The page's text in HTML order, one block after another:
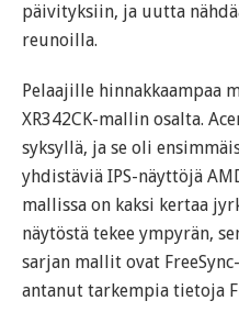
päivityksiin, ja uutta
reunoilla.
Pelaajille hinnakkaampaa
XR342CK-mallin osalta.
syksyllä, ja se oli
yhdistäviä IPS-näyttöjä
mallissa on kaksi kertaa
näytöstä tekee ympyrän,
sarjan mallit ovat
antanut tarkempia tietoja